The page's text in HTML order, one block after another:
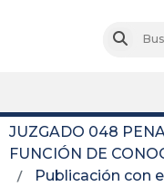
JUZGADO 048
FUNCIÓN DE
Publicación con